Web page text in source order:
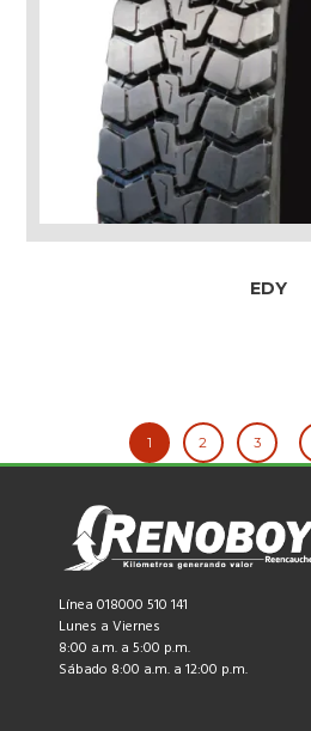
EDY
1 2 3
Línea 018000 510 141
Lunes a Viernes
8:00 a.m. a 5:00 p.m.
Sábado 8:00 a.m. a 12:00 p.m.